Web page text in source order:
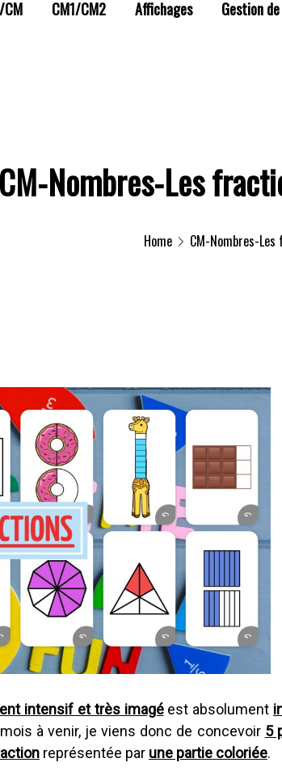
CM CM1/CM2 Affichages Gestion
CM-Nombres-Les
Home CM-Nombres-
intensif et très imagéest absolument
à venir, je viens donc de concevoir 5
représentée par une partie coloriée.